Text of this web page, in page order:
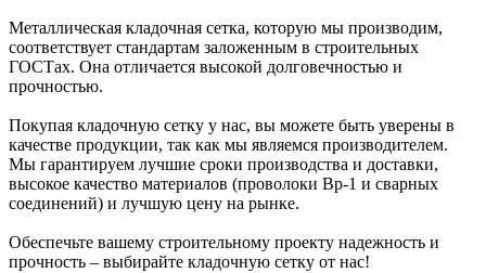
Металлическая кладочная сетка, которую мы производим,
соответствует стандартам заложенным в строительных
ГОСТах. Она отличается высокой долговечностью и
прочностью.
Покупая кладочную сетку у нас, вы можете быть уверены в
качестве продукции, так как мы являемся производителем.
Мы гарантируем лучшие сроки производства и доставки,
высокое качество материалов (проволоки Вр-1 и сварных
соединений) и лучшую цену на рынке.
Обеспечьте вашему строительному проекту надежность и
прочность – выбирайте кладочную сетку от нас!